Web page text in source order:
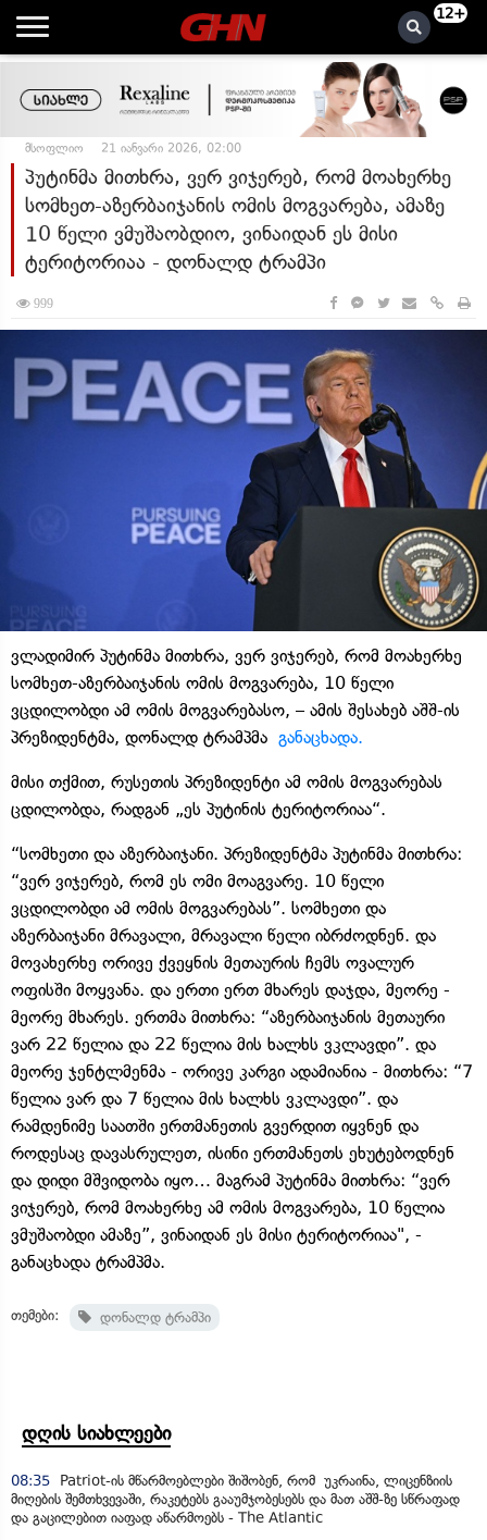
12+
მსოფლიო 21 იანვარი 2026, 02:00
პუტინმა მითხრა, ვერ ვიჯერებ, რომ მოახერხე
სომხეთ-აზერბაიჯანის ომის მოგვარება, ამაზე
10 წელი ვმუშაობდიო, ვინაიდან ეს მისი
ტერიტორიაა - დონალდ ტრამპი
999
ვლადიმირ პუტინმა მითხრა, ვერ ვიჯერებ, რომ მოახერხე
სომხეთ-აზერბაიჯანის ომის მოგვარება, 10 წელი
ვცდილობდი ამ ომის მოგვარებასო, – ამის შესახებ აშშ-ის
პრეზიდენტმა, დონალდ ტრამპმა განაცხადა.
მისი თქმით, რუსეთის პრეზიდენტი ამ ომის მოგვარებას
ცდილობდა, რადგან „ეს პუტინის ტერიტორიაა“.
“სომხეთი და აზერბაიჯანი. პრეზიდენტმა პუტინმა მითხრა:
“ვერ ვიჯერებ, რომ ეს ომი მოაგვარე. 10 წელი
ვცდილობდი ამ ომის მოგვარებას”. სომხეთი და
აზერბაიჯანი მრავალი, მრავალი წელი იბრძოდნენ. და
მოვახერხე ორივე ქვეყნის მეთაურის ჩემს ოვალურ
ოფისში მოყვანა. და ერთი ერთ მხარეს დაჯდა, მეორე -
მეორე მხარეს. ერთმა მითხრა: “აზერბაიჯანის მეთაური
ვარ 22 წელია და 22 წელია მის ხალხს ვკლავდი”. და
მეორე ჯენტლმენმა - ორივე კარგი ადამიანია - მითხრა: “7
წელია ვარ და 7 წელია მის ხალხს ვკლავდი”. და
რამდენიმე საათში ერთმანეთის გვერდით იყვნენ და
როდესაც დავასრულეთ, ისინი ერთმანეთს ეხუტებოდნენ
და დიდი მშვიდობა იყო… მაგრამ პუტინმა მითხრა: “ვერ
ვიჯერებ, რომ მოახერხე ამ ომის მოგვარება, 10 წელია
ვმუშაობდი ამაზე”, ვინაიდან ეს მისი ტერიტორიაა", -
განაცხადა ტრამპმა.
თემები: დონალდ ტრამპი
დღის სიახლეები
08:35
Patriot-ის მწარმოებლები შიშობენ, რომ უკრაინა, ლიცენზიის
მიღების შემთხვევაში, რაკეტებს გააუმჯობესებს და მათ აშშ-ზე სწრაფად
და გაცილებით იაფად აწარმოებს - The Atlantic